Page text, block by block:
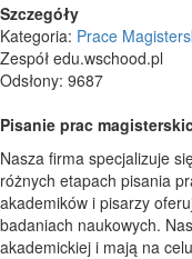
Szczegóły
Kategoria: Prace
Zespół edu.wschood.pl
Odsłony: 9687
Pisanie prac
Nasza firma specjalizuje
różnych etapach pisania
akademików i pisarzy
badaniach naukowych.
akademickiej i mają na